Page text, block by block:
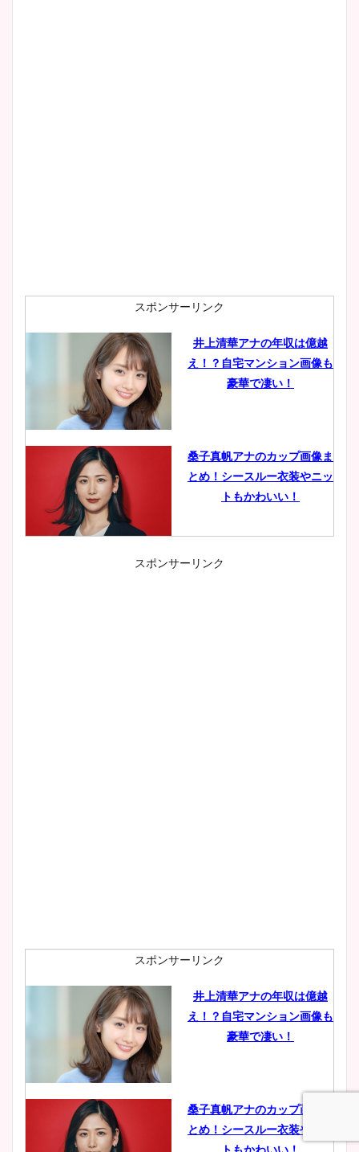
スポンサーリンク
井上清華アナの年収は億越
え！？自宅マンション画像も
豪華で凄い！
桑子真帆アナのカップ画像ま
とめ！シースルー衣装やニッ
トもかわいい！
小室瑛莉子のカップ画像まと
肉も凄い！
鈴木唯の太ってた時の体重が
ヤバすぎww原因や痩せたダ
豊島実季アナのカップ画像ま
スポンサーリンク
スポンサーリンク
井上清華アナの年収は億越
え！？自宅マンション画像も
豪華で凄い！
桑子真帆アナのカップ画像ま
とめ！シースルー衣装やニッ
トもかわいい！